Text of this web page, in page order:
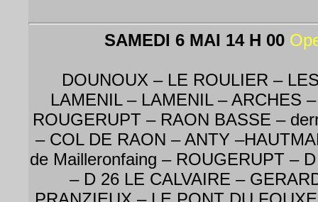
SAMEDI 6 MAI 14 H 00
DOUNOUX – LE ROULIER –
LAMENIL – LAMENIL – ARCHES
ROUGERUPT – RAON BASSE –
– COL DE RAON – ANTY
de Mailleronfaing – ROUGERUPT –
– D 26 LE CALVAIRE –